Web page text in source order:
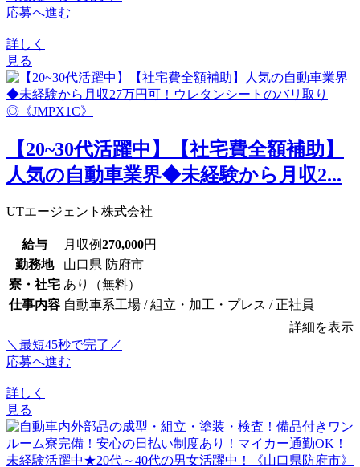
応募へ進む
詳しく
見る
【20~30代活躍中】【社宅費全額補助】
人気の自動車業界◆未経験から月収2...
UTエージェント株式会社
給与 月収例270,000円
勤務地
山口県 防府市
寮・社宅 あり（無料）
仕事内容 自動車系工場 / 組立・加工・プレス / 正社員
詳細を表示
＼最短45秒で完了／
応募へ進む
詳しく
見る